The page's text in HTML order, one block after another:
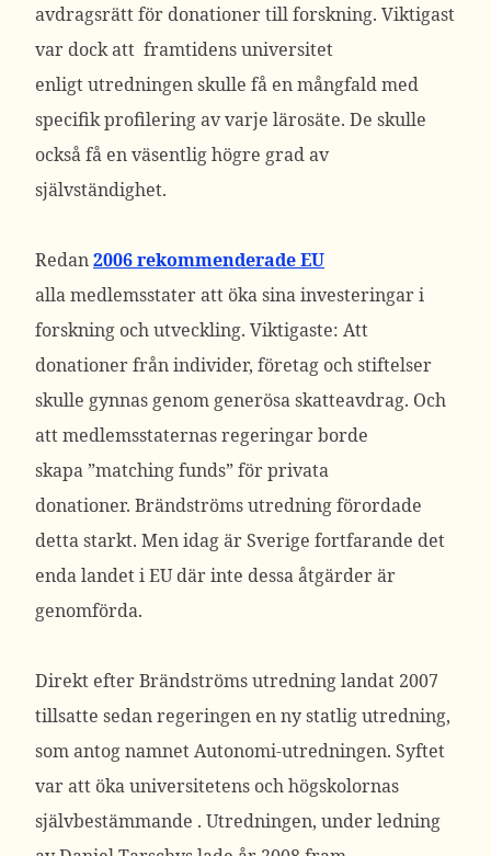
avdragsrätt för donationer till forskning. Viktigast
var dock att framtidens universitet
enligt utredningen skulle få en mångfald med
specifik profilering av varje lärosäte. De skulle
också få en väsentlig högre grad av
självständighet.
Redan2006 rekommenderade EU
alla medlemsstater att öka sina investeringar i
forskning och utveckling. Viktigaste: Att
donationer från individer, företag och stiftelser
skulle gynnas genom generösa skatteavdrag. Och
att medlemsstaternas regeringar borde
skapa ”matching funds” för privata
donationer. Brändströms utredning förordade
detta starkt. Men idag är Sverige fortfarande det
enda landet i EU där inte dessa åtgärder är
genomförda.
Direkt efter Brändströms utredning landat 2007
tillsatte sedan regeringen en ny statlig utredning,
som antog namnet Autonomi-utredningen. Syftet
var att öka universitetens och högskolornas
självbestämmande . Utredningen, under ledning